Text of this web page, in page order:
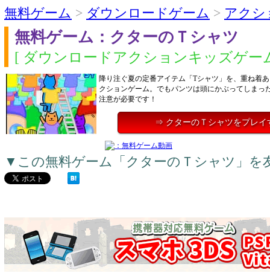
無料ゲーム > ダウンロードゲーム > アクシ
無料ゲーム：クターのＴシャツ
[ ダウンロードアクションキッズゲー
降り注ぐ夏の定番アイテム「Tシャツ」を、重ね着
クションゲーム。でもパンツは頭にかぶってしまっ
注意が必要です！
⇒ クターのＴシャツをプレイ
▼この無料ゲーム「クターのＴシャツ」を